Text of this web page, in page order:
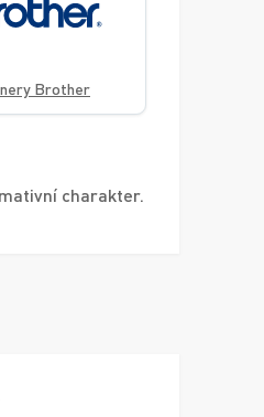
Brother
charakter.